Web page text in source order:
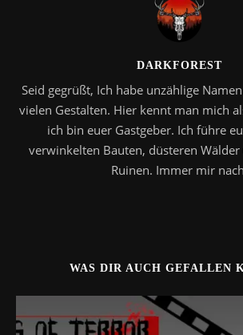
DARKFOREST
Seid gegrüßt, Ich habe unzählige
vielen Gestalten. Hier kennt man mich
ich bin euer Gastgeber. Ich führe
verwinkelten Bauten, düsteren
Ruinen. Immer mir
WAS DIR AUCH GEFALLEN